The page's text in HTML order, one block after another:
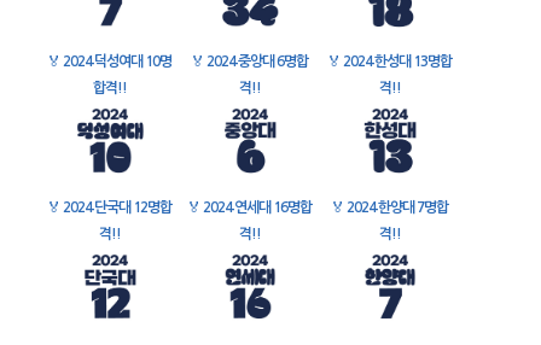
🏅 2024 덕성여대 10명
합격!!
🏅 2024 중앙대 6명합
격!!
🏅 2024 한성대 13명합
격!!
🏅 2024 단국대 12명합
격!!
🏅 2024 연세대 16명합
격!!
🏅 2024 한양대 7명합
격!!